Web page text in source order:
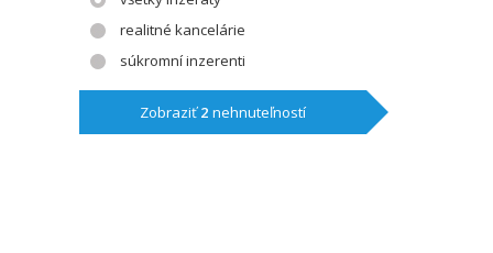
realitné kancelárie
súkromní inzerenti
Zobraziť2 nehnuteľností